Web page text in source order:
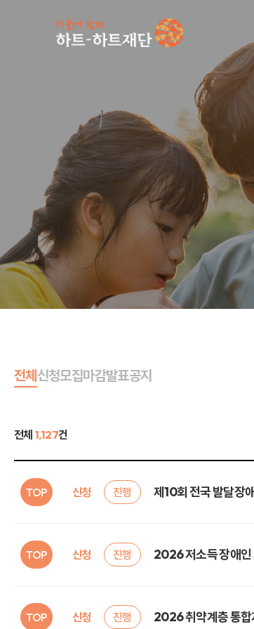
인기 키
공지사항
전체신청모집마감발표공지
전체 1,127건
TOP 신청 진행 제10회 전국 발달장
TOP 신청 진행 2026 저소득 장애인
TOP 신청 진행 2026 취약계층 통합